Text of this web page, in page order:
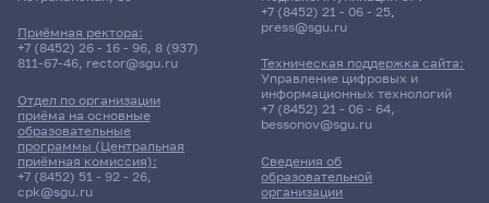
Приёмная ректора:
+7 (8452) 26 - 16 - 96, 8 (937)
811-67-46, rector@sgu.ru
Отдел по организации
приёма на основные
образовательные
программы (Центральная
приёмная комиссия):
+7 (8452) 51 - 92 - 26,
cpk@sgu.ru
Сведения об
образовательной
организации
+7 (8452) 21 - 06 - 25,
press@sgu.ru
Техническая поддержка сайта:
Управление цифровых и
информационных технологий
+7 (8452) 21 - 06 - 64,
bessonov@sgu.ru